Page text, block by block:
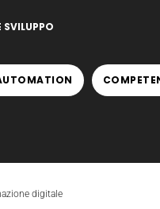
SVILUPPO
digitale